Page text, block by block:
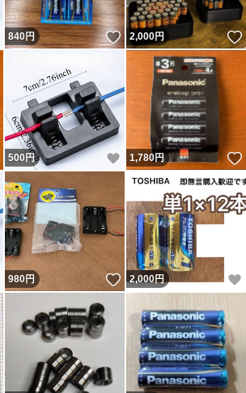
いいね！
840円 いいね！
2,000円
いいね！
500 円 いいね！
1,780円
いいね！
980円 いいね！
2,000円